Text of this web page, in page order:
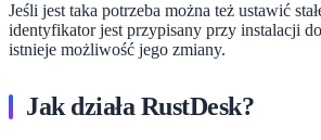
Jeśli jest taka potrzeba można też ustawić
identyfikator jest przypisany przy instalacji
istnieje możliwość jego zmiany.
Jak działa RustDesk?